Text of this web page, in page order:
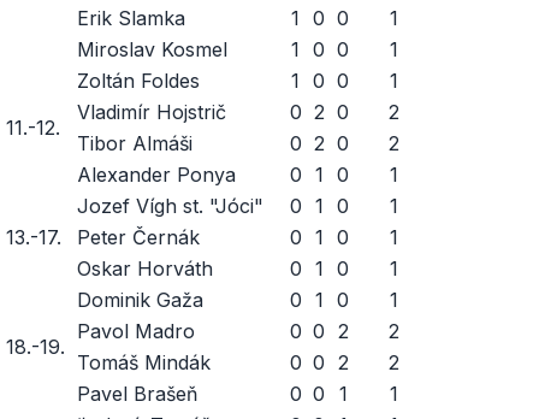
Erik Slamka
1 0 0
1
Miroslav Kosmel
1 0 0
1
Zoltán Foldes
1 0 0
1
11.-12.
Vladimír Hojstrič 0 2 0
2
Tibor Almáši
0 2 0 2
13.-17.
Alexander Ponya 0 1 0
1
Jozef Vígh st. "Jóci"
0 1 0
1
Peter Černák
0 1 0
1
Oskar Horváth
0 1 0
1
Dominik Gaža
0 1 0
1
18.-19.
Pavol Madro 0 0 2
2
Tomáš Mindák
0 0 2
2
Pavel Brašeň
0 0 1
1